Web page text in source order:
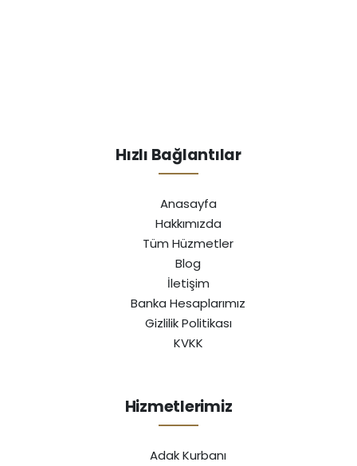
Hızlı Bağlantılar
Anasayfa
Hakkımızda
Tüm Hüzmetler
Blog
İletişim
Banka Hesaplarımız
Gizlilik Politikası
KVKK
Hizmetlerimiz
Adak Kurbanı